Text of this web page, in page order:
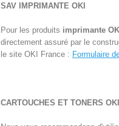
SAV IMPRIMANTE OKI
Pour les produits imprimante
directement assuré par le
le site OKI France : Formulaire
CARTOUCHES ET TONERS OKI